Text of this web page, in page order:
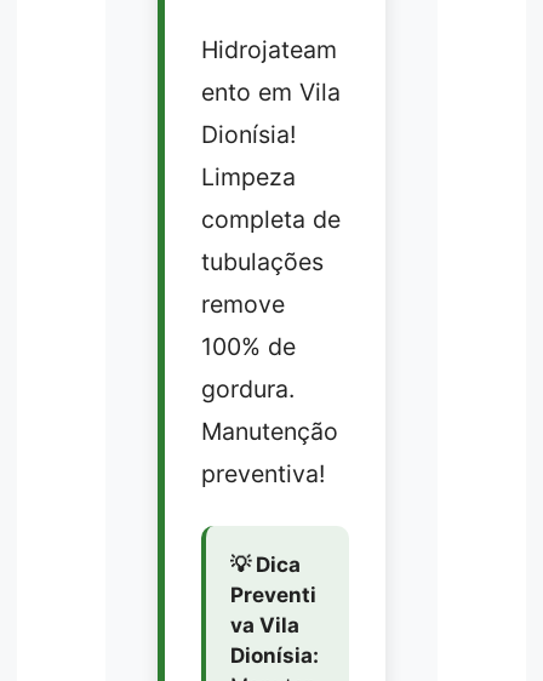
Hidrojateam
ento em Vila
Dionísia!
Limpeza
completa de
tubulações
remove
100% de
gordura.
Manutenção
preventiva!
💡 Dica
Preventi
va Vila
Dionísia: